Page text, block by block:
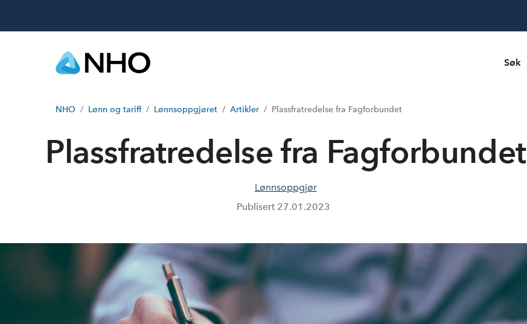
Søk
NHO Lønn og tariff Lønnsoppgjøret Artikler Plassfratredelse fra Fagforbundet
Plassfratredelse fra Fagforbundet
Lønnsoppgjør
Publisert 27.01.2023